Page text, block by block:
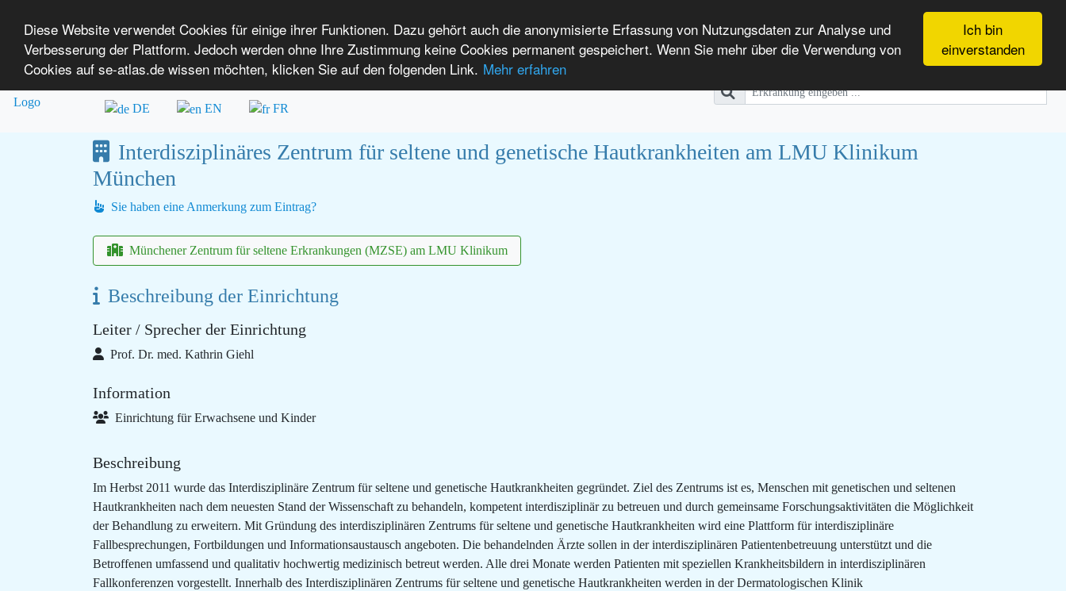
Ich bin
einverstanden
Diese Website verwendet Cookies für einige ihrer Funktionen. Dazu gehört auch die anonymisierte Erfassung von Nutzungsdaten zur Analyse und
Verbesserung der Plattform. Jedoch werden ohne Ihre Zustimmung keine Cookies permanent gespeichert. Wenn Sie mehr über die Verwendung von
Cookies auf se-atlas.de wissen möchten, klicken Sie auf den folgenden Link. Mehr erfahren
SE-ATLAS
Versorgungsatlas für Menschen mit seltenen Erkrankungen
Überblick über Einrichtungen Über uns Anmelden Leichte Sprache International Patients
DE EN FR
Interdisziplinäres Zentrum für seltene und genetische Hautkrankheiten am LMU Klinikum
München
Sie haben eine Anmerkung zum Eintrag?
Münchener Zentrum für seltene Erkrankungen (MZSE) am LMU Klinikum
Beschreibung der Einrichtung
Leiter / Sprecher der Einrichtung
Prof. Dr. med. Kathrin Giehl
Information
Einrichtung für Erwachsene und Kinder
Beschreibung
Im Herbst 2011 wurde das Interdisziplinäre Zentrum für seltene und genetische Hautkrankheiten gegründet. Ziel des Zentrums ist es, Menschen mit genetischen und seltenen
Hautkrankheiten nach dem neuesten Stand der Wissenschaft zu behandeln, kompetent interdisziplinär zu betreuen und durch gemeinsame Forschungsaktivitäten die Möglichkeit
der Behandlung zu erweitern. Mit Gründung des interdisziplinären Zentrums für seltene und genetische Hautkrankheiten wird eine Plattform für interdisziplinäre
Fallbesprechungen, Fortbildungen und Informationsaustausch angeboten. Die behandelnden Ärzte sollen in der interdisziplinären Patientenbetreuung unterstützt und die
Betroffenen umfassend und qualitativ hochwertig medizinisch betreut werden. Alle drei Monate werden Patienten mit speziellen Krankheitsbildern in interdisziplinären
Fallkonferenzen vorgestellt. Innerhalb des Interdisziplinären Zentrums für seltene und genetische Hautkrankheiten werden in der Dermatologischen Klinik